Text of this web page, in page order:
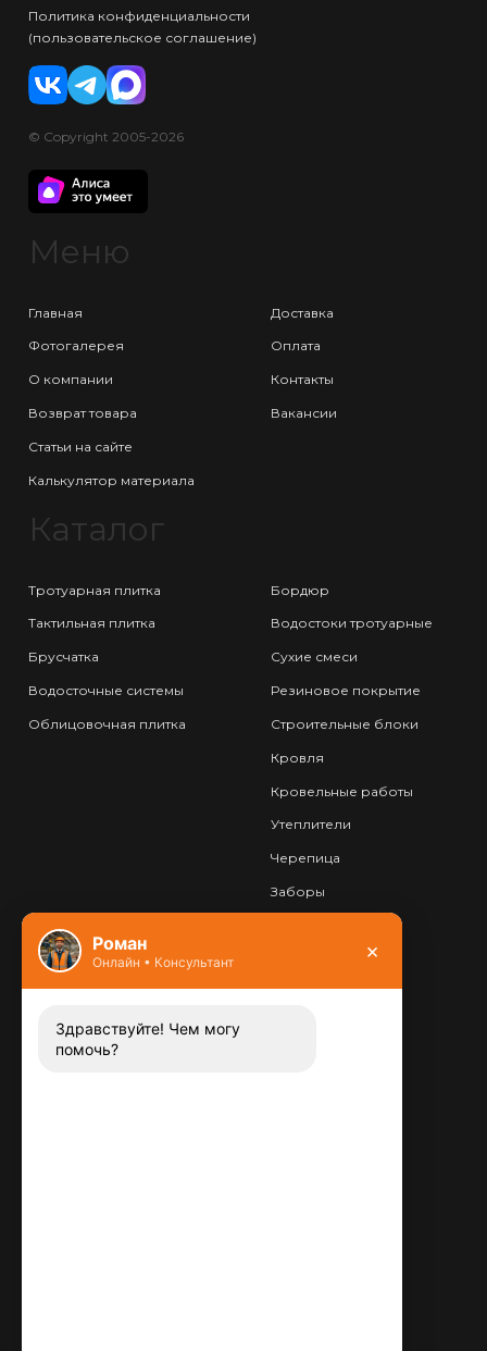
Политика конфиденциальности
(пользовательское соглашение)
© Copyright 2005-2026
Меню
Главная
Фотогалерея
О компании
Возврат товара
Статьи на сайте
Калькулятор материала
Доставка
Оплата
Контакты
Вакансии
Каталог
Тротуарная плитка
Тактильная плитка
Брусчатка
Водосточные системы
Облицовочная плитка
Бордюр
Водостоки тротуарные
Сухие смеси
Резиновое покрытие
Строительные блоки
Кровля
Кровельные работы
Утеплители
Черепица
Заборы
Контакты
Заказать звонок
Роман
Онлайн • Консультант ×
Здравствуйте! Чем могу
помочь?